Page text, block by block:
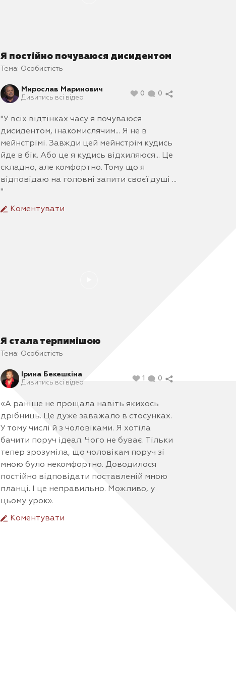
Я постійно почуваюся дисидентом
Тема: Особистість
Мирослав Маринович
Дивитись всі відео
0 0
"У всіх відтінках часу я почуваюся
дисидентом, інакомислячим... Я не в
мейнстрімі. Завжди цей мейнстрім кудись
йде в бік. Або це я кудись відхиляюся... Це
складно, але комфортно. Тому що я
відповідаю на головні запити своєї душі ...
"
Коментувати
Я стала терпимішою
Тема: Особистість
Ірина Бекешкіна
Дивитись всі відео
1 0
«А раніше не прощала навіть якихось
дрібниць. Це дуже заважало в стосунках.
У тому числі й з чоловіками. Я хотіла
бачити поруч ідеал. Чого не буває. Тільки
тепер зрозуміла, що чоловікам поруч зі
мною було некомфортно. Доводилося
постійно відповідати поставленій мною
планці. І це неправильно. Можливо, у
цьому урок».
Коментувати